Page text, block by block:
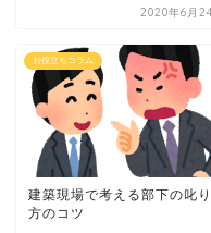
2020年6月
お役立ちコラム
建築現場で考える部下の叱り
方のコツ